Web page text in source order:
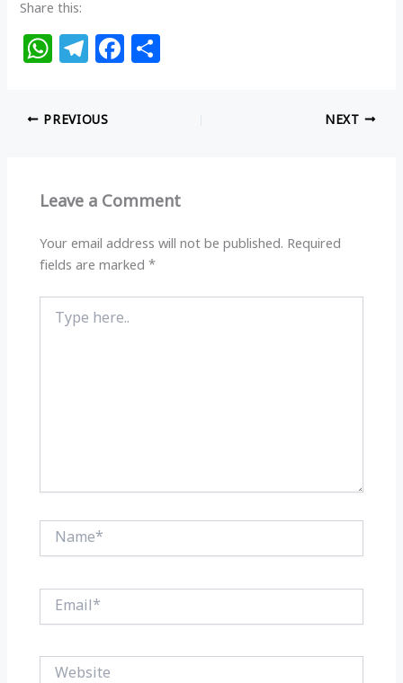
Share this:
W
at
s
p
T
e
g
m
F
o
k
PREVIOUS NEXT
Leave a Comment
Your email address will not be published. Required
fields are marked*
here..
Name*
Email*
Website